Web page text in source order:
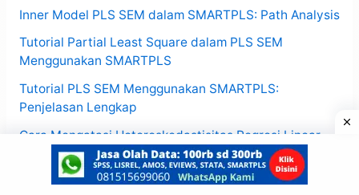
Inner Model PLS SEM dalam SMARTPLS: Path Analysis
Tutorial Partial Least Square dalam PLS SEM
Menggunakan SMARTPLS
Tutorial PLS SEM Menggunakan SMARTPLS:
Penjelasan Lengkap
Cara Mengatasi Heteroskedastisitas Regresi Linear
Dengan Metode
Variabel PLS SEM, Data, Model Hubungan dan